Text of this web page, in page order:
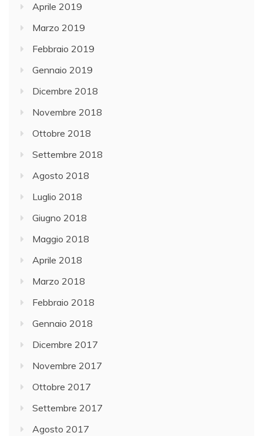
Aprile 2019
Marzo 2019
Febbraio 2019
Gennaio 2019
Dicembre 2018
Novembre 2018
Ottobre 2018
Settembre 2018
Agosto 2018
Luglio 2018
Giugno 2018
Maggio 2018
Aprile 2018
Marzo 2018
Febbraio 2018
Gennaio 2018
Dicembre 2017
Novembre 2017
Ottobre 2017
Settembre 2017
Agosto 2017